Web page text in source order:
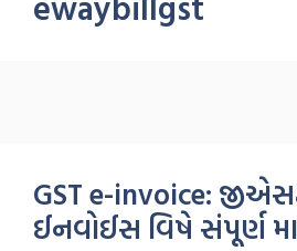
GST e-invoice:
ઈનવોઈસ વિષે સંપૂર્ણ